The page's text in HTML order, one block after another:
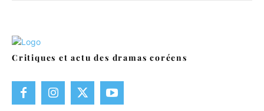
Critiques et actu des dramas coréens